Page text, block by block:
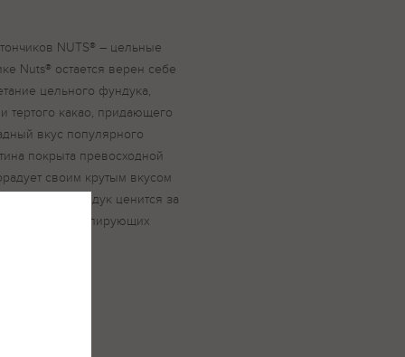
NUTS® – цельные
Nuts® остается верен себе
цельного фундука,
тертого какао, придающего
вкус популярного
покрыта превосходной
своим крутым вкусом
????, ведь фундук ценится за
стимулирующих